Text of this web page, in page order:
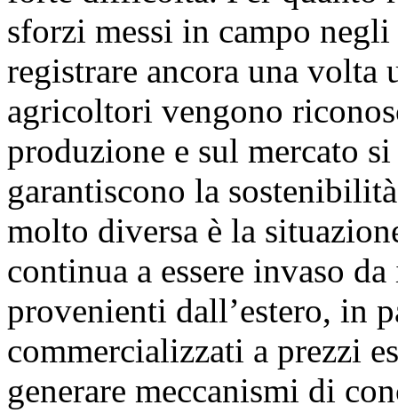
sforzi messi in campo
registrare ancora una volta
agricoltori vengono
produzione e sul mercato
garantiscono la
molto diversa è la
continua a essere invaso
provenienti dall’estero, in
commercializzati a prezzi
generare meccanismi di